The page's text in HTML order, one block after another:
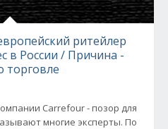
ритейлер
в России / Причина -
торговле
Carrefour - позор для
многие эксперты. По